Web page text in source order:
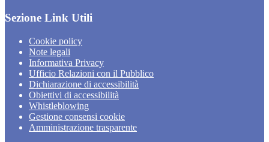
Sezione Link Utili
Cookie policy
Note legali
Informativa Privacy
Ufficio Relazioni con il Pubblico
Dichiarazione di accessibilità
Obiettivi di accessibilità
Whistleblowing
Gestione consensi cookie
Amministrazione trasparente